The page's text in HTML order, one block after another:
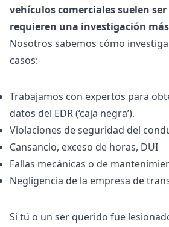
vehículos comerciales suelen
requieren una investigación
Nosotros sabemos cómo
casos:
Trabajamos con expertos para
datos del EDR (‘caja negra’).
Violaciones de seguridad del
Cansancio, exceso de horas, DUI
Fallas mecánicas o de
Negligencia de la empresa de
Si tú o un ser querido fue